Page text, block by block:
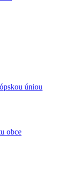
úniou
obce